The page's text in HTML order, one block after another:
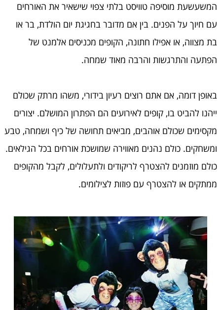
המשעשעת מוסיפה טוויסט בלתי צפוי שישאיר את האורחים
עם חיוך על הפנים. בין אם מדובר בחגיגת יום הולדת, בר או
בת מצווה, או אפילו חתונה, הקופים מכניסים אלמנט של
הפתעה והתרגשות והרבה מאוד שמחה.
באופן דומה, אם אתם רוצים רעיון בידורי, משהו מרתק שכולם
ייהנו להביט בו, קופים לאירועים הם הפתרון המושלם. יצורים
מקסימים שכולם אוהבים, מביאים תחושה של כיף ושמחה, טבע
ומשחקים. כולם נהנים מאווירה שמושכת אורחים בכל הגילאים.
כולם מוזמנים להצטרף לריקודים ולתעלולים, לקבל מהקופים
ממתקים או להצטרף עם פוזות לצילומים.